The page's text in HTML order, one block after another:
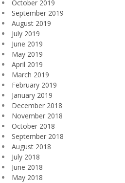
October 2019
September 2019
August 2019
July 2019
June 2019
May 2019
April 2019
March 2019
February 2019
January 2019
December 2018
November 2018
October 2018
September 2018
August 2018
July 2018
June 2018
May 2018